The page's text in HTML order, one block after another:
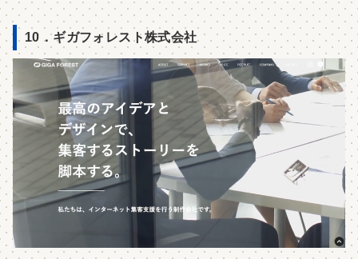
10．ギガフォレスト株式会社